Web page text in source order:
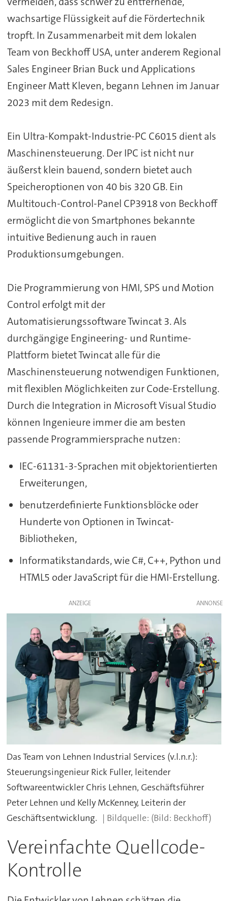
wachsartige Flüssigkeit auf die Fördertechnik
tropft. In Zusammenarbeit mit dem lokalen
Team von Beckhoff USA, unter anderem Regional
Sales Engineer Brian Buck und Applications
Engineer Matt Kleven, begann Lehnen im Januar
2023 mit dem Redesign.
Ein Ultra-Kompakt-Industrie-PC C6015 dient als
Maschinensteuerung. Der IPC ist nicht nur
äußerst klein bauend, sondern bietet auch
Speicheroptionen von 40 bis 320 GB. Ein
Multitouch-Control-Panel CP3918 von Beckhoff
ermöglicht die von Smartphones bekannte
intuitive Bedienung auch in rauen
Produktionsumgebungen.
Die Programmierung von HMI, SPS und Motion
Control erfolgt mit der
Automatisierungssoftware Twincat 3. Als
durchgängige Engineering- und Runtime-
Plattform bietet Twincat alle für die
Maschinensteuerung notwendigen Funktionen,
mit flexiblen Möglichkeiten zur Code-Erstellung.
Durch die Integration in Microsoft Visual Studio
können Ingenieure immer die am besten
passende Programmiersprache nutzen:
IEC-61131-3-Sprachen mit objektorientierten
Erweiterungen,
benutzerdefinierte Funktionsblöcke oder
Hunderte von Optionen in Twincat-
Bibliotheken,
Informatikstandards, wie C#, C++, Python und
HTML5 oder JavaScript für die HMI-Erstellung.
ANZEIGE
Das Team von Lehnen Industrial Services (v.l.n.r.):
Steuerungsingenieur Rick Fuller, leitender
Softwareentwickler Chris Lehnen, Geschäftsführer
Peter Lehnen und Kelly McKenney, Leiterin der
Geschäftsentwicklung.
(Bild: Beckhoff)
Vereinfachte Quellcode-
Kontrolle